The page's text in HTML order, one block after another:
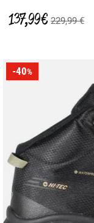
137,99 € 229,99 €
-40%